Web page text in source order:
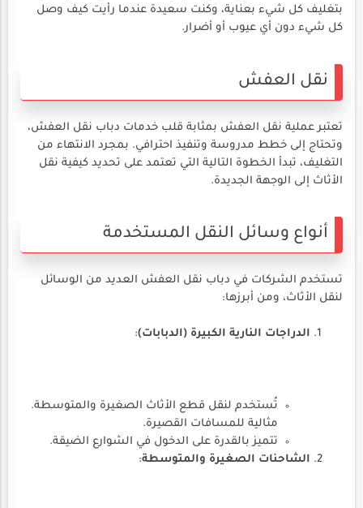
بتغليف كل شيء بعناية، وكنت سعيدة عندما رأيت كيف وصل
كل شيء دون أي عيوب أو أضرار.
نقل العفش
تعتبر عملية نقل العفش بمثابة قلب خدمات دباب نقل العفش،
وتحتاج إلى خطط مدروسة وتنفيذ احترافي. بمجرد الانتهاء من
التغليف، تبدأ الخطوة التالية التي تعتمد على تحديد كيفية نقل
الأثاث إلى الوجهة الجديدة.
أنواع وسائل النقل المستخدمة
تستخدم الشركات في دباب نقل العفش العديد من الوسائل
لنقل الأثاث، ومن أبرزها:
الدراجات النارية الكبيرة (الدبابات):
تُستخدم لنقل قطع الأثاث الصغيرة والمتوسطة.
مثالية للمسافات القصيرة.
تتميز بالقدرة على الدخول في الشوارع الضيقة.
الشاحنات الصغيرة والمتوسطة: